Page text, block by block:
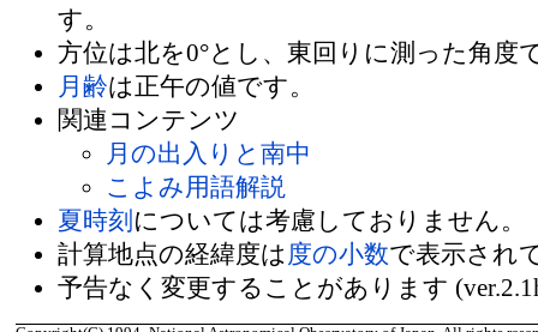
す。
方位は北を0°とし、東回りに測った角度
月齢は正午の値です。
関連コンテンツ
月の出入りと南中
こよみ用語解説
夏時刻 については考慮しておりません。
計算地点の経緯度は 度の小数で表示され
予告なく変更することがあります